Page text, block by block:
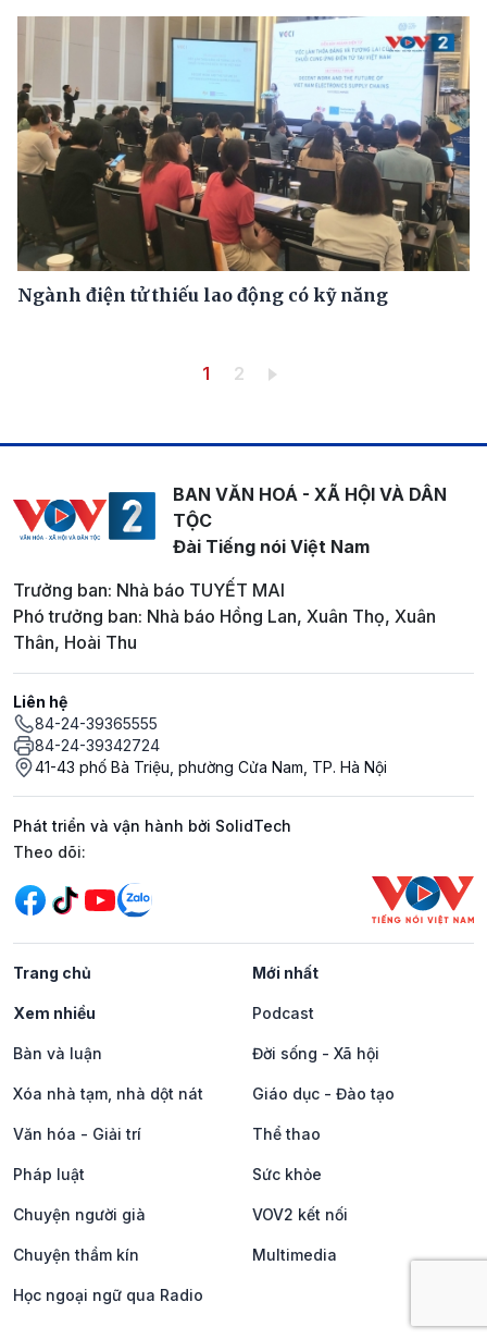
Ngành điện tử thiếu lao động có kỹ năng
Trang hiện thời
1 Trang
2
BAN VĂN HOÁ - XÃ HỘI VÀ DÂN
TỘC
Đài Tiếng nói Việt Nam
Trưởng ban: Nhà báo TUYẾT MAI
Phó trưởng ban: Nhà báo Hồng Lan, Xuân Thọ, Xuân
Thân, Hoài Thu
Liên hệ
84-24-39365555
84-24-39342724
41-43 phố Bà Triệu, phường Cửa Nam, TP. Hà Nội
Phát triển và vận hành bởi SolidTech
Mạng xã hội
Theo dõi:
Trang chủ Mới nhất
Xem nhiều Podcast
Bàn và luận Đời sống - Xã hội
Xóa nhà tạm, nhà dột nát Giáo dục - Đào tạo
Văn hóa - Giải trí Thể thao
Pháp luật Sức khỏe
Chuyện người già VOV2 kết nối
Chuyện thầm kín Multimedia
Học ngoại ngữ qua Radio